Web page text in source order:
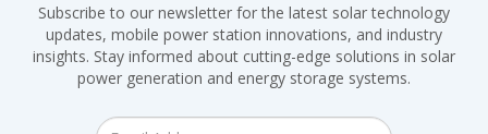
Subscribe to our newsletter for the latest solar technology
updates, mobile power station innovations, and industry
insights. Stay informed about cutting-edge solutions in solar
power generation and energy storage systems.